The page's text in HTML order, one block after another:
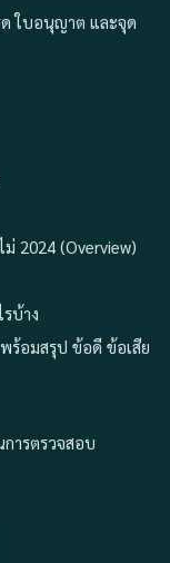
ด ใบอนุญาต และจุด
2024 (Overview)
บ้าง
ร้อมสรุป ข้อดี ข้อเสีย
ารตรวจสอบ